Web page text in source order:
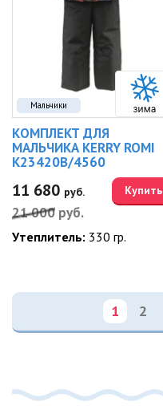
Мальчики
КОМПЛЕКТ ДЛЯ
МАЛЬЧИКА KERRY ROMI
K23420B/4560
11 680 руб.
21 000 руб.
Купить
Утеплитель: 330 гр.
1 2